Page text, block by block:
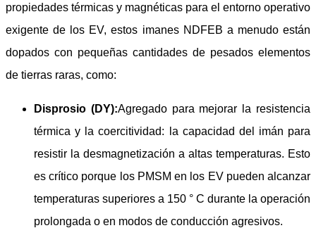
propiedades térmicas y magnéticas para el entorno operativo
exigente de los EV, estos imanes NDFEB a menudo están
dopados con pequeñas cantidades de pesados elementos
de tierras raras, como:
Disprosio (DY):Agregado para mejorar la resistencia
térmica y la coercitividad: la capacidad del imán para
resistir la desmagnetización a altas temperaturas. Esto
es crítico porque los PMSM en los EV pueden alcanzar
temperaturas superiores a 150 ° C durante la operación
prolongada o en modos de conducción agresivos.